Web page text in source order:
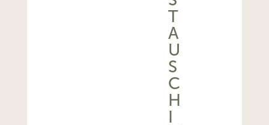
T
A
U
S
C
H
I